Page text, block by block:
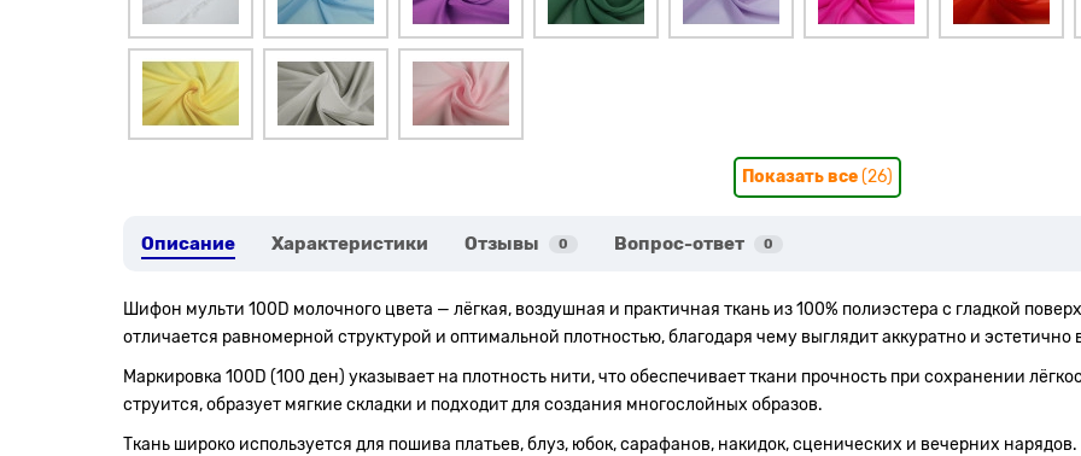
Показать все(26)
Описание Характеристики Отзывы 0 Вопрос-ответ 0
Шифон мульти 100D молочного цвета — лёгкая, воздушная и практичная ткань из 100% полиэстера с гладкой
отличается равномерной структурой и оптимальной плотностью, благодаря чему выглядит аккуратно и эстетично
Маркировка 100D (100 ден) указывает на плотность нити, что обеспечивает ткани прочность при сохранении
струится, образует мягкие складки и подходит для создания многослойных образов.
Ткань широко используется для пошива платьев, блуз, юбок, сарафанов, накидок, сценических и вечерних